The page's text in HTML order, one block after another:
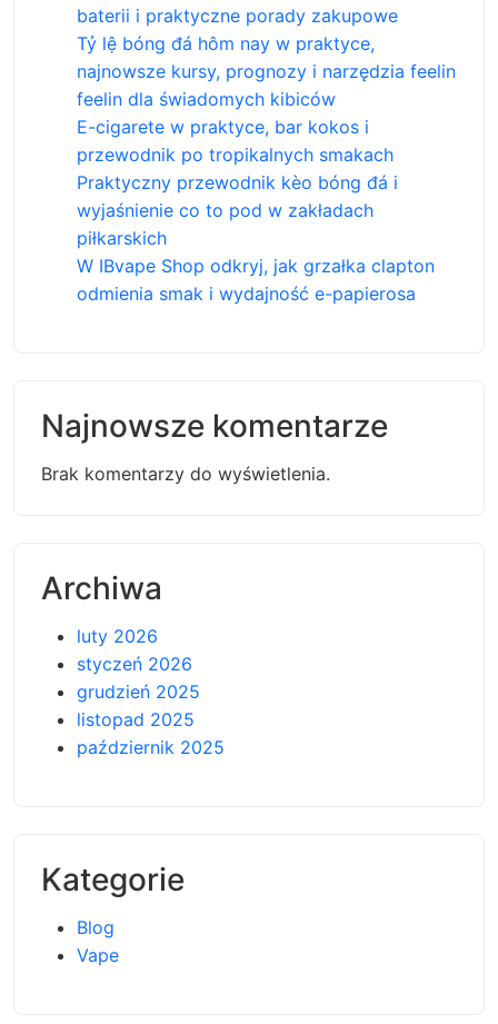
baterii i praktyczne porady zakupowe
Tỷ lệ bóng đá hôm nay w praktyce,
najnowsze kursy, prognozy i narzędzia feelin
feelin dla świadomych kibiców
E-cigarete w praktyce, bar kokos i
przewodnik po tropikalnych smakach
Praktyczny przewodnik kèo bóng đá i
wyjaśnienie co to pod w zakładach
piłkarskich
W IBvape Shop odkryj, jak grzałka clapton
odmienia smak i wydajność e-papierosa
Najnowsze komentarze
Brak komentarzy do wyświetlenia.
Archiwa
luty 2026
styczeń 2026
grudzień 2025
listopad 2025
październik 2025
Kategorie
Blog
Vape